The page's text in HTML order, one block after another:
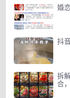
婚
抖
拆
合